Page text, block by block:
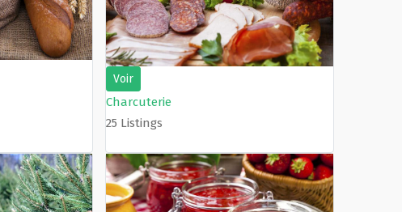
Voir
Charcuterie
25 Listings